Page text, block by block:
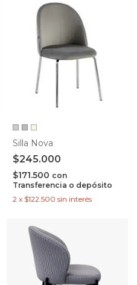
Silla Nova
$245.000
$171.500 con
Transferencia o depósito
2 x $122.500 sin interés